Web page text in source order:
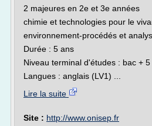
2 majeures en 2e et 3e années
chimie et technologies pour le
environnement-procédés et
Durée : 5 ans
Niveau terminal d'études : bac + 5
Langues : anglais (LV1) ...
Lire la suite
Site : http://www.onisep.fr